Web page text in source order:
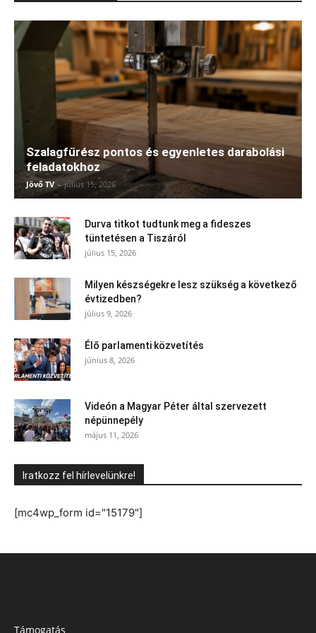
Szalagfűrész pontos és egyenletes darabolási
feladatokhoz
Jövő TV - július 15, 2026
Durva titkot tudtunk meg a fideszes
tüntetésen a Tiszáról
július 15, 2026
Milyen készségekre lesz szükség a következő
évtizedben?
július 9, 2026
Élő parlamenti közvetítés
június 8, 2026
Videón a Magyar Péter által szervezett
népünnepély
május 11, 2026
Iratkozz fel hírlevelünkre!
[mc4wp_form id="15179"]
Támogatás